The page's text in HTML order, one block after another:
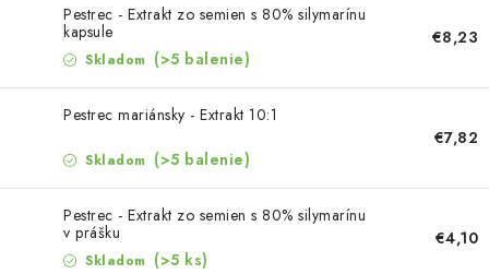
OSTATNÉ
DOVOLENKA
Prečo Botanic?
Kontakty
Pestrec - Extrakt zo semien s 80% silymarínu
kapsule
Skladom (>5 balenie)
€8,23
Pestrec mariánsky - Extrakt 10:1
Skladom (>5 balenie)
€7,82
Pestrec - Extrakt zo semien s 80% silymarínu
v prášku
Skladom (>5 ks)
€4,10